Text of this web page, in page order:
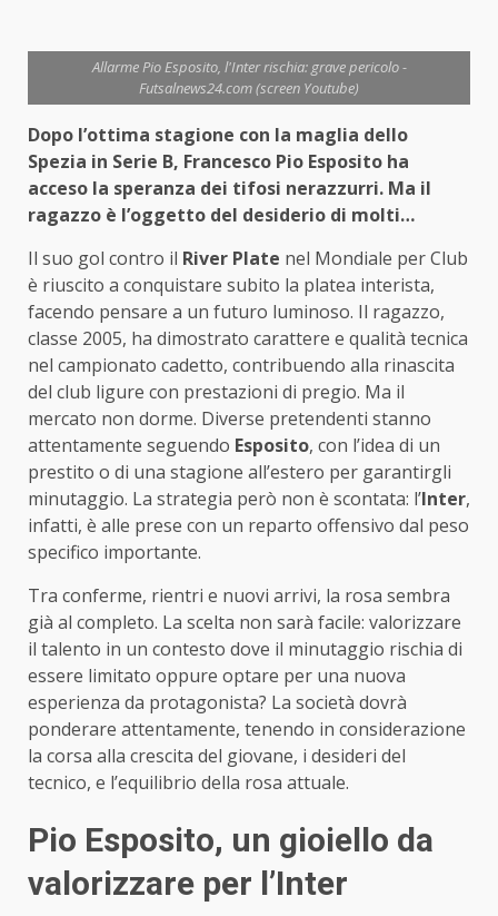
Allarme Pio Esposito, l'Inter rischia: grave pericolo -
Futsalnews24.com (screen Youtube)
Dopo l’ottima stagione con la maglia dello
Spezia in Serie B, Francesco Pio Esposito ha
acceso la speranza dei tifosi nerazzurri. Ma il
ragazzo è l’oggetto del desiderio di molti…
Il suo gol contro il River Plate nel Mondiale per Club
è riuscito a conquistare subito la platea interista,
facendo pensare a un futuro luminoso. Il ragazzo,
classe 2005, ha dimostrato carattere e qualità tecnica
nel campionato cadetto, contribuendo alla rinascita
del club ligure con prestazioni di pregio. Ma il
mercato non dorme. Diverse pretendenti stanno
attentamente seguendo Esposito, con l’idea di un
prestito o di una stagione all’estero per garantirgli
minutaggio. La strategia però non è scontata: l’Inter,
infatti, è alle prese con un reparto offensivo dal peso
specifico importante.
Tra conferme, rientri e nuovi arrivi, la rosa sembra
già al completo. La scelta non sarà facile: valorizzare
il talento in un contesto dove il minutaggio rischia di
essere limitato oppure optare per una nuova
esperienza da protagonista? La società dovrà
ponderare attentamente, tenendo in considerazione
la corsa alla crescita del giovane, i desideri del
tecnico, e l’equilibrio della rosa attuale.
Pio Esposito, un gioiello da
valorizzare per l’Inter